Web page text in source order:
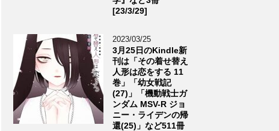
[23/3/29]
2023/03/25
3月25日のKindle新
刊は「その着せ替え
人形は恋をする 11
巻」「幼女戦記
(27)」「機動戦士ガ
ンダム MSV-R ジョ
ニー・ライデンの帰
還(25)」など511冊